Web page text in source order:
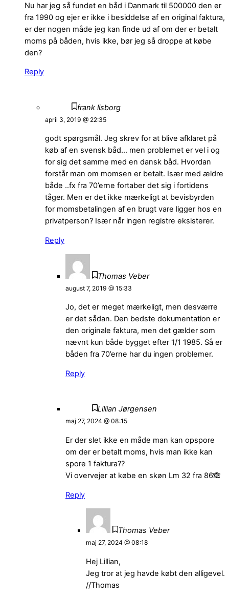
Nu har jeg så fundet en båd i Danmark til 500000 den er
fra 1990 og ejer er ikke i besiddelse af en original faktura,
er der nogen måde jeg kan finde ud af om der er betalt
moms på båden, hvis ikke, bør jeg så droppe at købe
den?
Reply
frank lisborg
april 3, 2019 @ 22:35
godt spørgsmål. Jeg skrev for at blive afklaret på
køb af en svensk båd… men problemet er vel i og
for sig det samme med en dansk båd. Hvordan
forstår man om momsen er betalt. Især med ældre
både ..fx fra 70’erne fortaber det sig i fortidens
tåger. Men er det ikke mærkeligt at bevisbyrden
for momsbetalingen af en brugt vare ligger hos en
privatperson? Især når ingen registre eksisterer.
Reply
Thomas Veber
august 7, 2019 @ 15:33
Jo, det er meget mærkeligt, men desværre
er det sådan. Den bedste dokumentation er
den originale faktura, men det gælder som
nævnt kun både bygget efter 1/1 1985. Så er
båden fra 70’erne har du ingen problemer.
Reply
Lillian Jørgensen
maj 27, 2024 @ 08:15
Er der slet ikke en måde man kan opspore
om der er betalt moms, hvis man ikke kan
spore 1 faktura??
Vi overvejer at købe en skøn Lm 32 fra 86🙈
Reply
Thomas Veber
maj 27, 2024 @ 08:18
Hej Lillian,
Jeg tror at jeg havde købt den alligevel.
//Thomas